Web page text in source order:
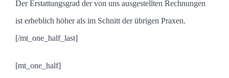
Der Erstattungsgrad der von uns ausgestellten Rechnungen
ist erheblich höher als im Schnitt der übrigen Praxen.
[/mt_one_half_last]
[mt_one_half]